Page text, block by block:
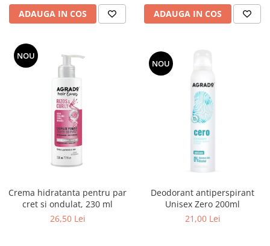
ADAUGA IN COS ADAUGA IN COS
NOU
Crema hidratanta pentru par
cret si ondulat, 230 ml
26,50 Lei
NOU
Deodorant antiperspirant
Unisex Zero 200ml
21,00 Lei